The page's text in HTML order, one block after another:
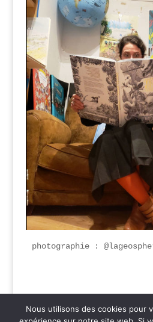
photographie :
Nous utilisons des cookies pour